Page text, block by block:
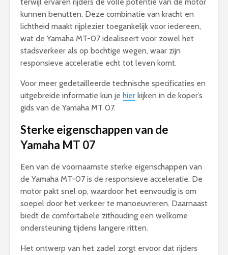
terwijl ervaren rijders de volle potentie van de motor
kunnen benutten. Deze combinatie van kracht en
lichtheid maakt rijplezier toegankelijk voor iedereen,
wat de Yamaha MT-07 idealiseert voor zowel het
stadsverkeer als op bochtige wegen, waar zijn
responsieve acceleratie echt tot leven komt.
Voor meer gedetailleerde technische specificaties en
uitgebreide informatie kun je hier kijken in de koper’s
gids van de Yamaha MT 07.
Sterke eigenschappen van de
Yamaha MT 07
Een van de voornaamste sterke eigenschappen van
de Yamaha MT-07 is de responsieve acceleratie. De
motor pakt snel op, waardoor het eenvoudig is om
soepel door het verkeer te manoeuvreren. Daarnaast
biedt de comfortabele zithouding een welkome
ondersteuning tijdens langere ritten.
Het ontwerp van het zadel zorgt ervoor dat rijders